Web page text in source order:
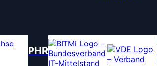
PHR